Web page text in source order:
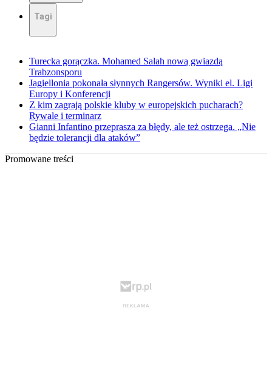
Tagi
Turecka gorączka. Mohamed Salah nową gwiazdą
Trabzonsporu
Jagiellonia pokonała słynnych Rangersów. Wyniki el. Ligi
Europy i Konferencji
Z kim zagrają polskie kluby w europejskich pucharach?
Rywale i terminarz
Gianni Infantino przeprasza za błędy, ale też ostrzega. „Nie
będzie tolerancji dla ataków”
Promowane treści